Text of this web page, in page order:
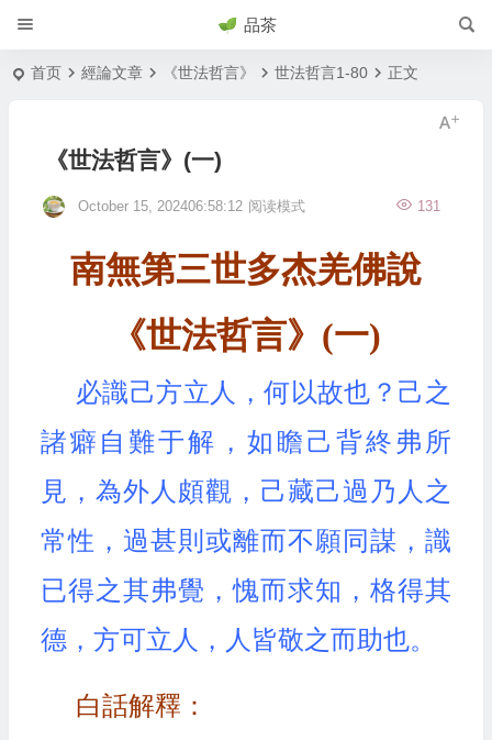
品茶
首页 經論文章 《世法哲言》 世法哲言1-80 正文
《世法哲言》(一)
October 15, 202406:58:12 131
阅读模式
南無第三世多杰羌佛說
《世法哲言》(一)
必識己方立人，何以故也？己之
諸癖自難于解，如瞻己背終弗所
見，為外人頗觀，己藏己過乃人之
常性，過甚則或離而不願同謀，識
已得之其弗覺，愧而求知，格得其
德，方可立人，人皆敬之而助也。
白話解釋：